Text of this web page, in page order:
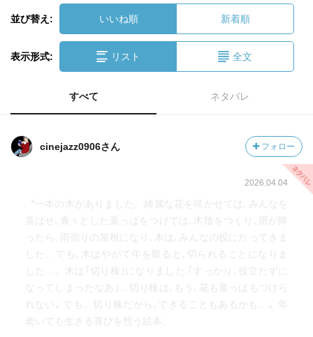
並び替え: いいね順 新着順
表示形式: リスト 全文
すべて ネタバレ
cinejazz0906さん フォロー
2026.04.04
〝一本の木がありました。綺麗な花を咲かせては､みんなを
喜ばせ､青々とした葉っぱをつけては､木陰をつくり､雨が降
ったら､雨宿りの屋根になり､木は､みんなの役にたってきま
した。でも､木はやがて年を取ると､切られることになりま
した…。木は｢切り株｣になりました ｢すっかり､役立たずに
なってしまったなあ｣…切り株は､もう､花も葉っぱもつけら
れない｡ でも…切り株だから､できることもあるかも…〟年
老いても生きる喜びを想う絵本。